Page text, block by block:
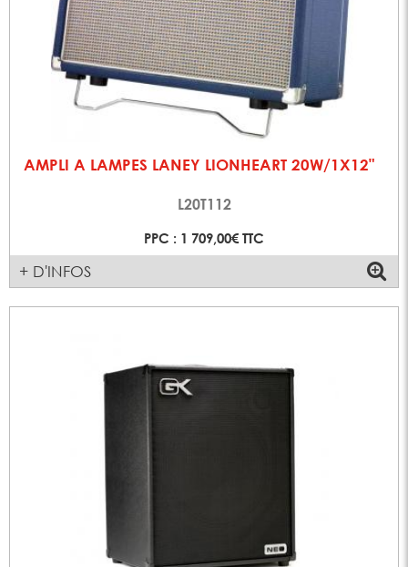
AMPLI A LAMPES LANEY LIONHEART 20W/1X12"
L20T112
PPC : 1 709,00€ TTC
+ D'INFOS